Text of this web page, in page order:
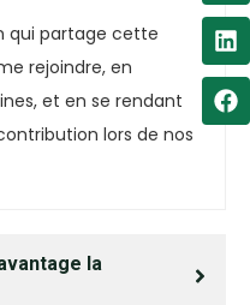
qui partage cette
rejoindre, en
et en se rendant
lors de nos
la